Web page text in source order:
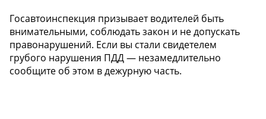
Госавтоинспекция призывает водителей быть
внимательными, соблюдать закон и не допускать
правонарушений. Если вы стали свидетелем
грубого нарушения ПДД — незамедлительно
сообщите об этом в дежурную часть.